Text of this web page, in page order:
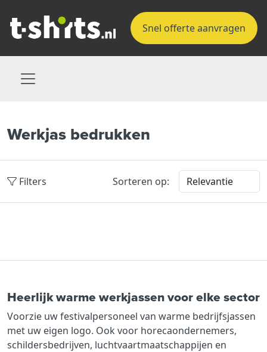
Snel offerte aanvragen
Werkjas bedrukken
Filters Sorteren op:
Heerlijk warme werkjassen voor elke sector
Voorzie uw festivalpersoneel van warme bedrijfsjassen
met uw eigen logo. Ook voor horecaondernemers,
schildersbedrijven, luchtvaartmaatschappijen en